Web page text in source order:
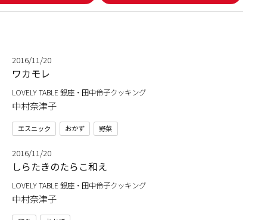
2016/11/20
ワカモレ
LOVELY TABLE 銀座・田中伶子クッキング
中村奈津子
エスニック おかず 野菜
2016/11/20
しらたきのたらこ和え
LOVELY TABLE 銀座・田中伶子クッキング
中村奈津子